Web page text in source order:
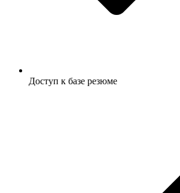
Доступ к базе резюме